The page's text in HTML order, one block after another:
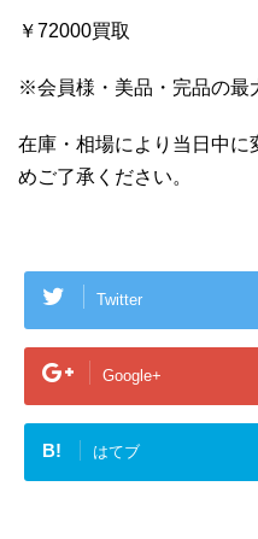
￥72000買取
※会員様・美品・完品の最
在庫・相場により当日中
めご了承ください。
Twitter
Google+
B! はてブ